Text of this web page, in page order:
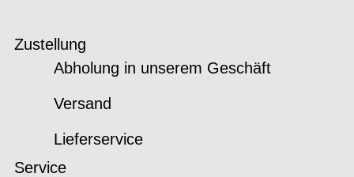
Zustellung
Abholung in unserem Geschäft
Versand
Lieferservice
Service